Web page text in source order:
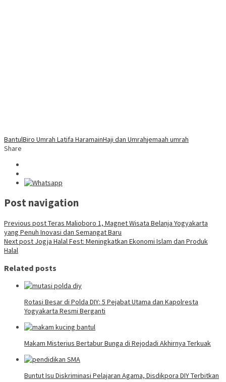
BantulBiro Umrah Latifa HaramainHaji dan Umrahjemaah umrah
Share
Post navigation
Previous postTeras Malioboro 1, Magnet Wisata Belanja Yogyakarta
yang Penuh Inovasi dan Semangat Baru
Next post Jogja Halal Fest: Meningkatkan Ekonomi Islam dan Produk
Halal
Related posts
Rotasi Besar di Polda DIY: 5 Pejabat Utama dan Kapolresta
Yogyakarta Resmi Berganti
Makam Misterius Bertabur Bunga di Rejodadi Akhirnya Terkuak
Buntut Isu Diskriminasi Pelajaran Agama, Disdikpora DIY Terbitkan